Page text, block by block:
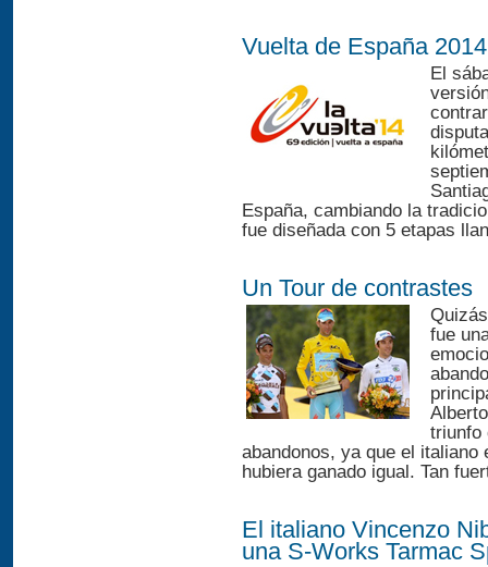
Vuelta de España 2014
El
España, cambiando la
fue diseñada con 5 etapas
Un Tour de contrastes
fue
triunfo
abandonos, ya que el
hubiera ganado igual. Tan
El italiano Vincenzo
una S-Works Tarmac